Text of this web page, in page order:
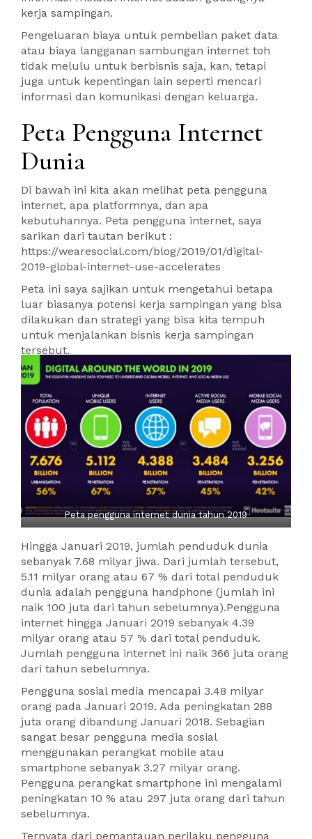
kerja sampingan.
Pengeluaran biaya untuk pembelian paket data
atau biaya langganan sambungan internet toh
tidak melulu untuk berbisnis saja, kan, tetapi
juga untuk kepentingan lain seperti mencari
informasi dan komunikasi dengan keluarga.
Peta Pengguna Internet
Dunia
Di bawah ini kita akan melihat peta pengguna
internet, apa platformnya, dan apa
kebutuhannya. Peta pengguna internet, saya
sarikan dari tautan berikut :
https://wearesocial.com/blog/2019/01/digital-
2019-global-internet-use-accelerates
Peta ini saya sajikan untuk mengetahui betapa
luar biasanya potensi kerja sampingan yang bisa
dilakukan dan strategi yang bisa kita tempuh
untuk menjalankan bisnis kerja sampingan
tersebut.
Peta pengguna internet dunia tahun 2019
Hingga Januari 2019, jumlah penduduk dunia
sebanyak 7.68 milyar jiwa. Dari jumlah tersebut,
5.11 milyar orang atau 67 % dari total penduduk
dunia adalah pengguna handphone (jumlah ini
naik 100 juta dari tahun sebelumnya).Pengguna
internet hingga Januari 2019 sebanyak 4.39
milyar orang atau 57 % dari total penduduk.
Jumlah pengguna internet ini naik 366 juta orang
dari tahun sebelumnya.
Pengguna sosial media mencapai 3.48 milyar
orang pada Januari 2019. Ada peningkatan 288
juta orang dibandung Januari 2018. Sebagian
sangat besar pengguna media sosial
menggunakan perangkat mobile atau
smartphone sebanyak 3.27 milyar orang.
Pengguna perangkat smartphone ini mengalami
peningkatan 10 % atau 297 juta orang dari tahun
sebelumnya.
Ternyata dari pemantauan perilaku pengguna